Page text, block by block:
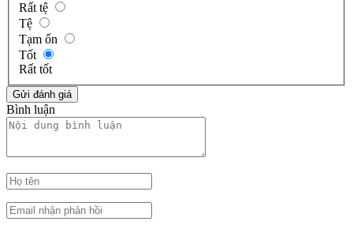
Rất tệ
Tệ
Tạm ổn
Tốt
Rất tốt
Bình luận